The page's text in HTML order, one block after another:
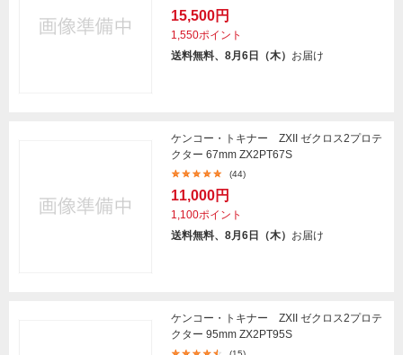
15,500円
1,550ポイント
送料無料、8月6日（木） お届け
ケンコー・トキナー ZXII ゼクロス2プロテ
クター 67mm ZX2PT67S
(44)
11,000円
1,100ポイント
送料無料、8月6日（木） お届け
ケンコー・トキナー ZXII ゼクロス2プロテ
クター 95mm ZX2PT95S